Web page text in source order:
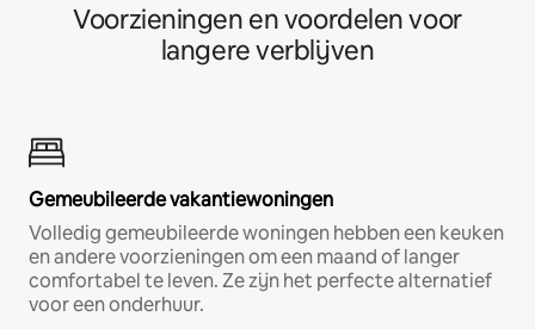
Voorzieningen en voordelen voor
langere verblijven
Gemeubileerde vakantiewoningen
Volledig gemeubileerde woningen hebben een keuken
en andere voorzieningen om een maand of langer
comfortabel te leven. Ze zijn het perfecte alternatief
voor een onderhuur.